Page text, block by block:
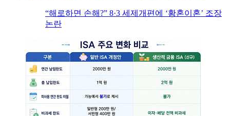
“해로하면 손해?” 8·3 세제개편에 ‘황혼이혼’ 조장
논란